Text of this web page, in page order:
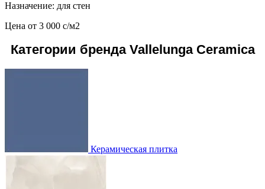
Назначение: для стен
Цена от 3 000 c/м2
Категории бренда Vallelunga Ceramica
Керамическая плитка